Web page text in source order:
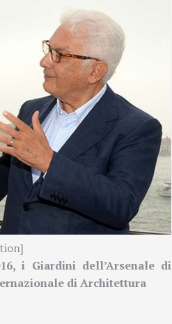
i Giardini dell’Arsenale di
di Architettura